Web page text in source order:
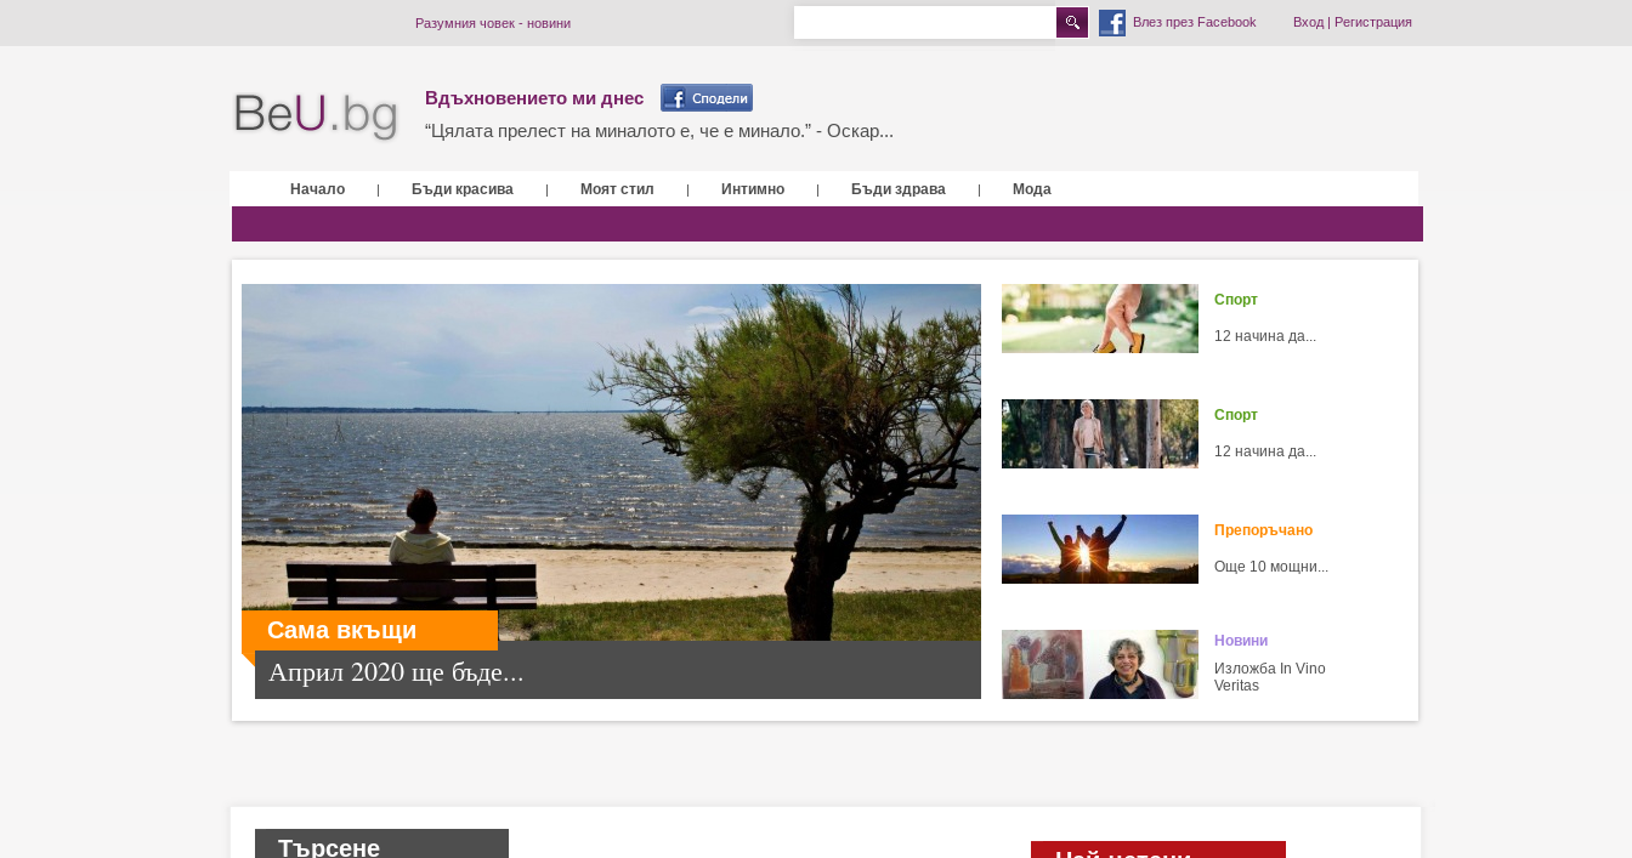
Разумния човек - новини Влез през Facebook Вход| Регистрация
Вдъхновението ми днес
“Цялата прелест на миналото е, че е минало.” - Оскар...
Начало | Бъди красива | Моят стил | Интимно | Бъди здрава | Мода
Сама вкъщи
Април 2020 ще бъде...
Спорт
12 начина да...
Спорт
12 начина да...
Препоръчано
Още 10 мощни...
Новини
Изложба In Vino
Veritas
Търсене